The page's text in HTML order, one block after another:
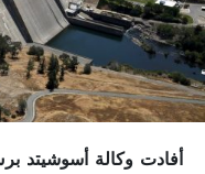
أفادت وكالة أسوشيتد برس